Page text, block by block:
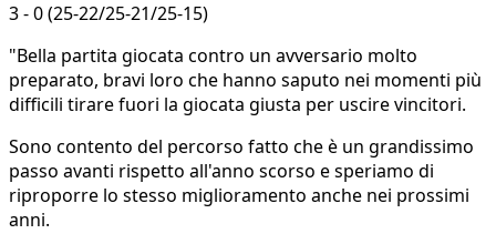
3 - 0 (25-22/25-21/25-15)
"Bella partita giocata contro un avversario molto
preparato, bravi loro che hanno saputo nei momenti più
difficili tirare fuori la giocata giusta per uscire vincitori.
Sono contento del percorso fatto che è un grandissimo
passo avanti rispetto all'anno scorso e speriamo di
riproporre lo stesso miglioramento anche nei prossimi
anni.